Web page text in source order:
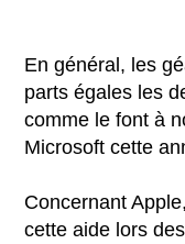
En général, les
parts égales les
comme le font à
Microsoft cette
Concernant
cette aide lors